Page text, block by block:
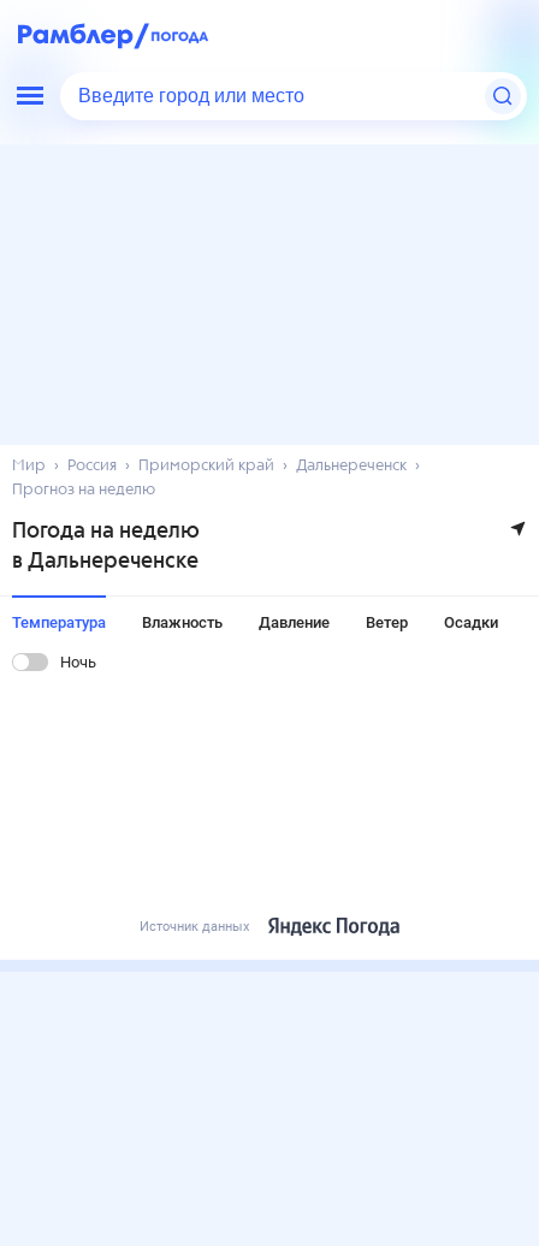
Введите город или место
Мир Россия Приморский край
Дальнереченск
Прогноз на неделю
Погода на неделю
в Дальнереченске
Температура Влажность Давление Ветер Осадки
Ночь
Источник данных